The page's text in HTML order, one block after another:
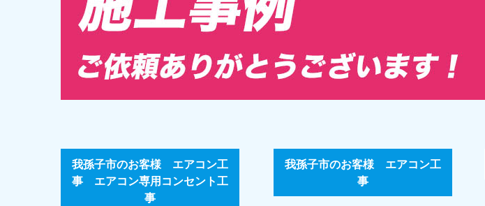
我孫子市のお客様 エアコン工
事 エアコン専用コンセント工
事
我孫子市のお客様 エアコン工
事